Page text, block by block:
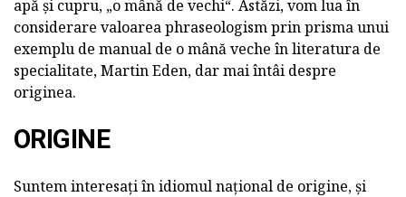
apă și cupru, „o mână de vechi“. Astăzi, vom lua în
considerare valoarea phraseologism prin prisma unui
exemplu de manual de o mână veche în literatura de
specialitate, Martin Eden, dar mai întâi despre
originea.
ORIGINE
Suntem interesați în idiomul național de origine, și